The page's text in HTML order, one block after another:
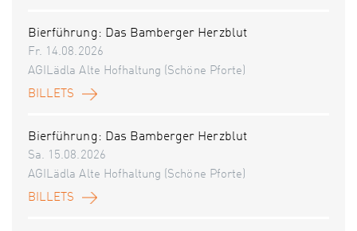
Bierführung: Das Bamberger Herzblut
Fr. 14.08.2026
AGILädla Alte Hofhaltung (Schöne Pforte)
BILLETS
Bierführung: Das Bamberger Herzblut
Sa. 15.08.2026
AGILädla Alte Hofhaltung (Schöne Pforte)
BILLETS